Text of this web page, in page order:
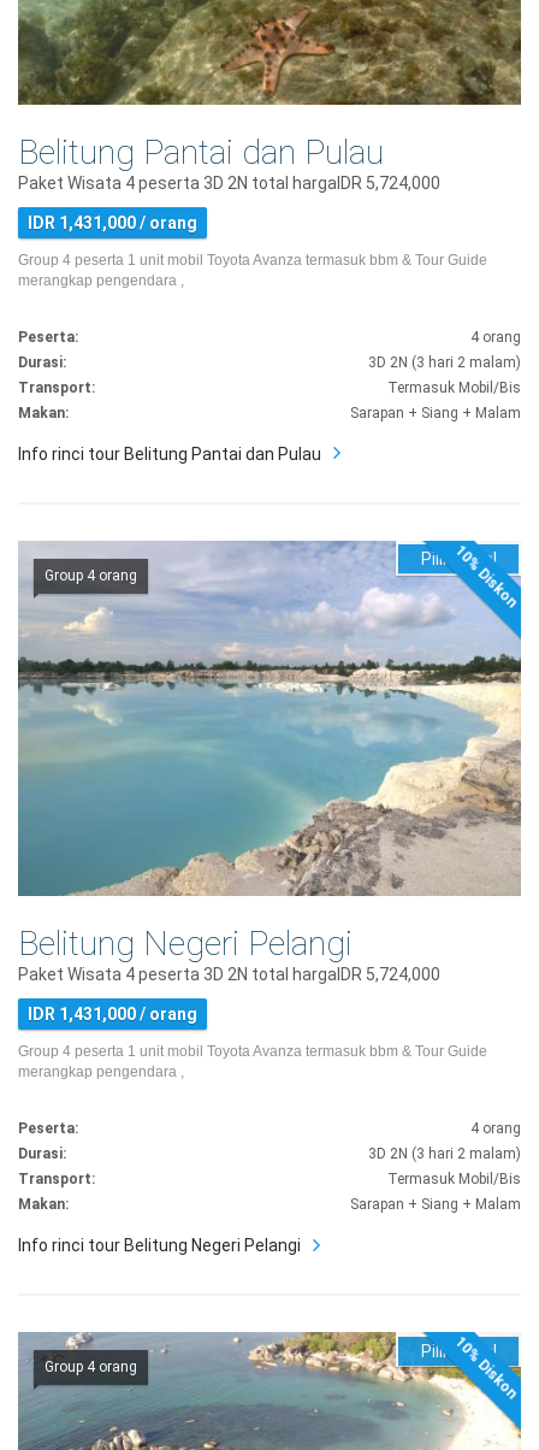
Belitung Pantai dan Pulau
Paket Wisata 4 peserta 3D 2N total hargaIDR 5,724,000
IDR 1,431,000 / orang
Group 4 peserta 1 unit mobil Toyota Avanza termasuk bbm & Tour Guide
merangkap pengendara ,
Peserta:
4 orang
Durasi:
3D 2N (3 hari 2 malam)
Transport:
Termasuk Mobil/Bis
Makan:
Sarapan + Siang + Malam
Info rinci tour Belitung Pantai dan Pulau
Group 4 orang
Pilih Hotel
10% Diskon
Belitung Negeri Pelangi
Paket Wisata 4 peserta 3D 2N total hargaIDR 5,724,000
IDR 1,431,000 / orang
Group 4 peserta 1 unit mobil Toyota Avanza termasuk bbm & Tour Guide
merangkap pengendara ,
Peserta:
4 orang
Durasi:
3D 2N (3 hari 2 malam)
Transport:
Termasuk Mobil/Bis
Makan:
Sarapan + Siang + Malam
Info rinci tour Belitung Negeri Pelangi
Group 4 orang
Pilih Hotel
10% Diskon